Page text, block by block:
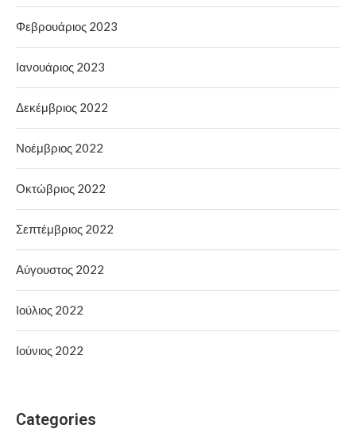
Φεβρουάριος 2023
Ιανουάριος 2023
Δεκέμβριος 2022
Νοέμβριος 2022
Οκτώβριος 2022
Σεπτέμβριος 2022
Αύγουστος 2022
Ιούλιος 2022
Ιούνιος 2022
Categories